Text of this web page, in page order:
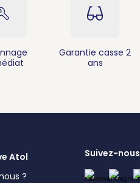
Garantie casse 2
ans
Atol
?
Suivez-nous